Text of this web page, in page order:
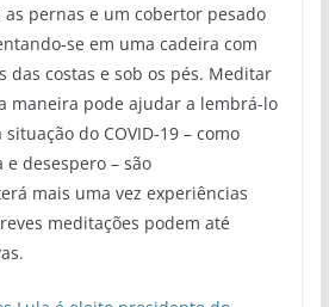
pernas e um cobertor pesado
se em uma cadeira com
das costas e sob os pés. Meditar
maneira pode ajudar a lembrá-lo
do COVID-19 – como
desespero – são
mais uma vez experiências
meditações podem até